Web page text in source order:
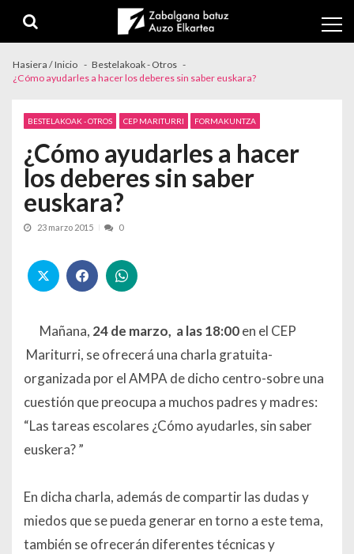
Hasiera / Inicio
Bestelakoak - Otros
¿Cómo ayudarles a hacer los deberes sin saber euskara?
BESTELAKOAK - OTROS CEP MARITURRI FORMAKUNTZA
¿Cómo ayudarles a hacer
los deberes sin saber
euskara?
23 marzo 2015 0
Mañana, 24 de marzo, a las 18:00en el CEP
Mariturri, se ofrecerá una charla gratuita-
organizada por el AMPA de dicho centro-sobre una
cuestión que preocupa a muchos padres y madres:
“Las tareas escolares ¿Cómo ayudarles, sin saber
euskera? ”
En dicha charla, además de compartir las dudas y
miedos que se pueda generar en torno a este tema,
también se ofrecerán diferentes técnicas y